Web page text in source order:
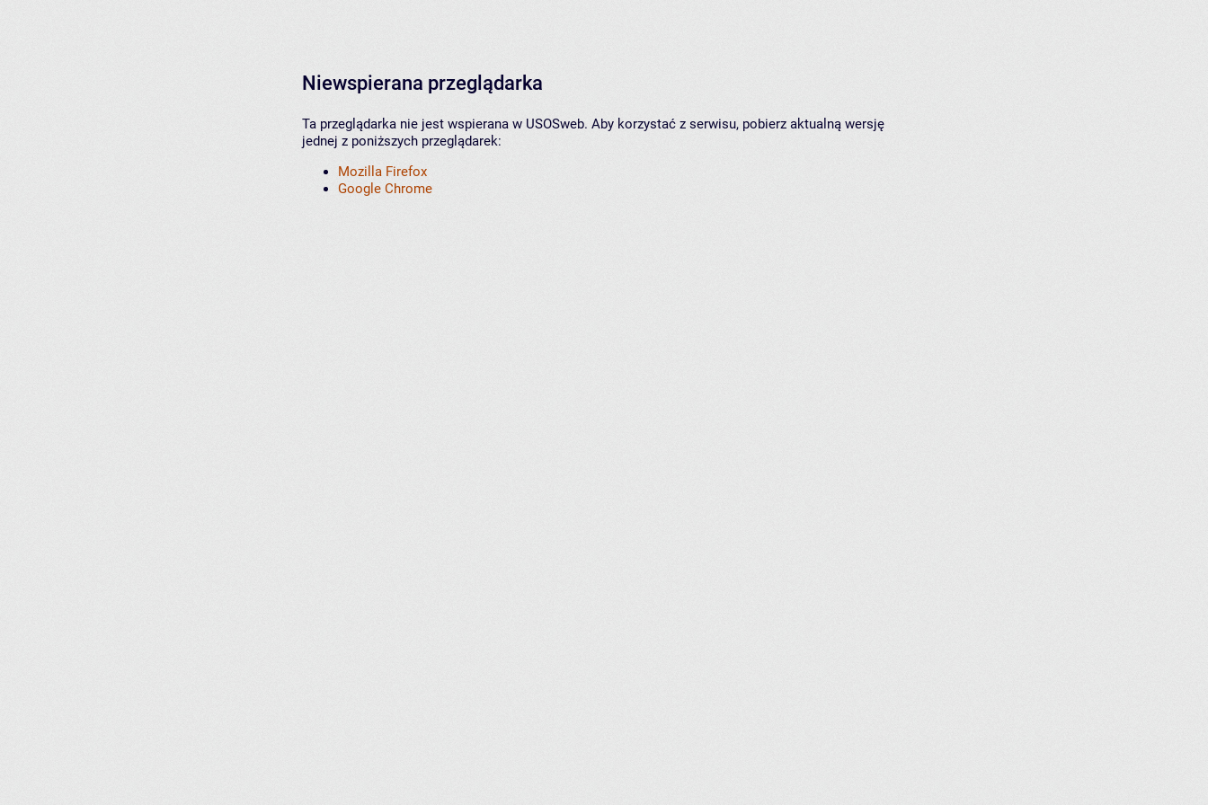
Niewspierana przeglądarka
Ta przeglądarka nie jest wspierana w USOSweb. Aby korzystać z serwisu, pobierz aktualną wersję
jednej z poniższych przeglądarek:
Mozilla Firefox
Google Chrome